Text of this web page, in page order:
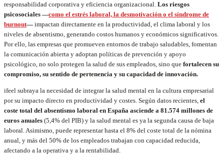
responsabilidad corporativa y eficiencia organizacional. Los riesgos
psicosociales —como el estrés laboral, la desmotivación o el síndrome de
burnout— impactan directamente en la productividad, el clima laboral y los
niveles de absentismo, generando costos humanos y económicos significativos.
Por ello, las empresas que promueven entornos de trabajo saludables, fomentan
la comunicación abierta y adoptan políticas de prevención y apoyo
psicológico, no solo protegen la salud de sus empleados, sino que fortalecen su
compromiso, su sentido de pertenencia y su capacidad de innovación.
ifeel subraya la necesidad de integrar la salud mental en la cultura empresarial
por su impacto directo en productividad y costes. Según datos recientes, el
coste total del absentismo laboral en España asciende a 81.574 millones de
euros anuales (5,4% del PIB) y la salud mental es ya la segunda causa de baja
laboral. Asimismo, puede representar hasta el 8% del coste total de la nómina
anual, y más del 50% de los empleados trabajan con capacidad reducida,
afectando a la operativa y a la rentabilidad.